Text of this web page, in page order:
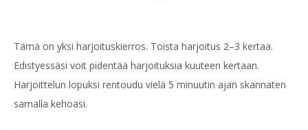
Tämä on yksi harjoituskierros. Toista harjoitus 2–3 kertaa.
Edistyessäsi voit pidentää harjoituksia kuuteen kertaan.
Harjoittelun lopuksi rentoudu vielä 5 minuutin ajan skannaten
samalla kehoasi.